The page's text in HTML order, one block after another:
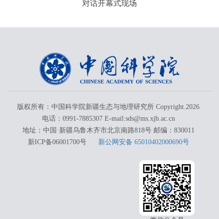
对话开幕式现场
版权所有：中国科学院新疆生态与地理研究所 Copyright. 2026
电话：0991-7885307 E-mail:sds@ms.xjb.ac.cn
地址：中国·新疆乌鲁木齐市北京南路818号 邮编：830011
新ICP备06001700号 新公网安备 65010402000690号